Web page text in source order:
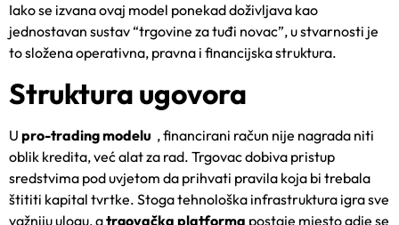
Iako se izvana ovaj model ponekad doživljava kao
jednostavan sustav “trgovine za tuđi novac”, u stvarnosti je
to složena operativna, pravna i financijska struktura.
Struktura ugovora
U pro-trading modelu , financirani račun nije nagrada niti
oblik kredita, već alat za rad. Trgovac dobiva pristup
sredstvima pod uvjetom da prihvati pravila koja bi trebala
štititi kapital tvrtke. Stoga tehnološka infrastruktura igra sve
važniju ulogu, atrgovačka platforma postaje mjesto gdje se